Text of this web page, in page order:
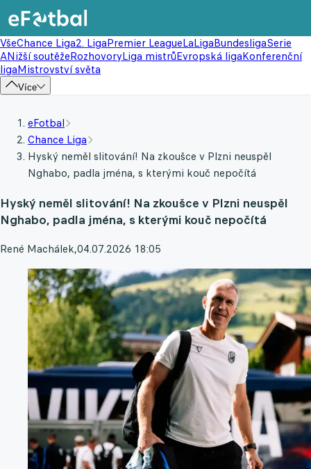
VšeChance Liga2. LigaPremier LeagueLaLigaBundesligaSerie
ANižší soutěžeRozhovoryLiga mistrůEvropská ligaKonferenční
ligaMistrovství světa
Více
eFotbal
Chance Liga
Hyský neměl slitování! Na zkoušce v Plzni neuspěl
Nghabo, padla jména, s kterými kouč nepočítá
Hyský neměl slitování! Na zkoušce v Plzni neuspěl
Nghabo, padla jména, s kterými kouč nepočítá
René Machálek,04.07.2026 18:05